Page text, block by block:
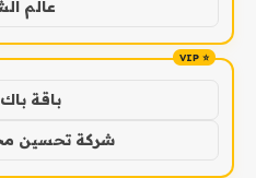
عالم
باقة
شركة تحسين